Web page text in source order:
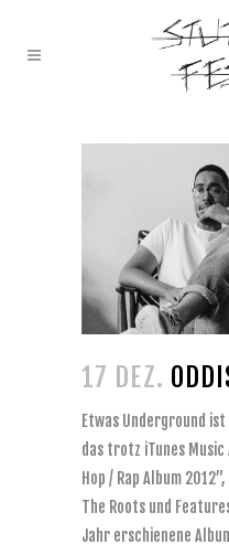
17 DEZ.
Etwas Underground ist
das trotz iTunes
Hop / Rap Album
The Roots und
Jahr erschienene